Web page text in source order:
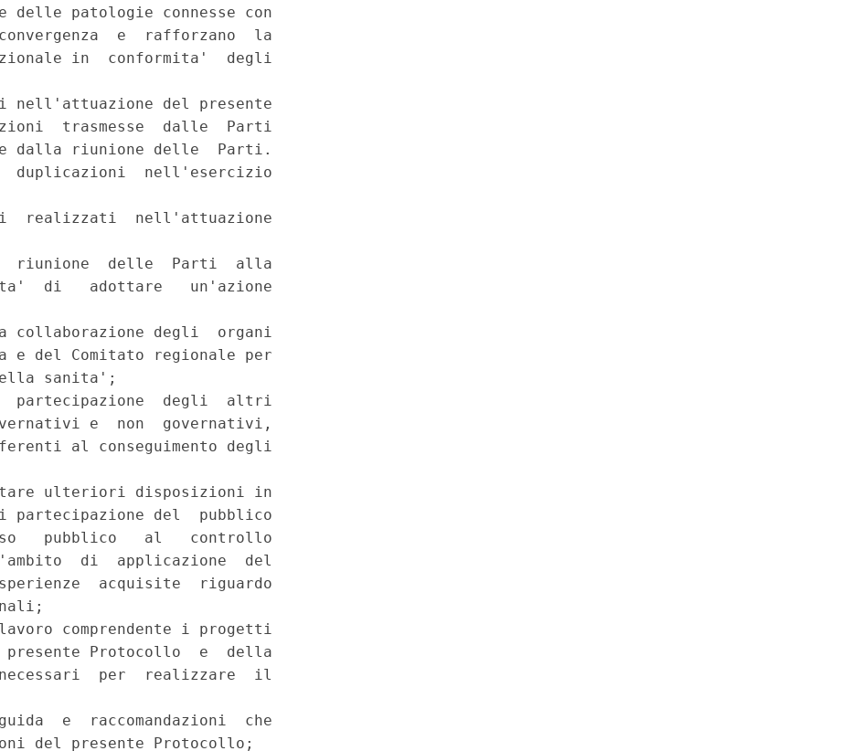
patologie connesse con
e  rafforzano  la
in  conformita'  degli
nell'attuazione del presente
trasmesse  dalle  Parti
dalla riunione delle  Parti.
duplicazioni  nell'esercizio
realizzati  nell'attuazione
riunione  delle  Parti  alla
di   adottare   un'azione
collaborazione degli  organi
e del Comitato regionale per
sanita';
partecipazione  degli  altri
e  non  governativi,
al conseguimento degli
ulteriori disposizioni in
partecipazione del  pubblico
pubblico   al   controllo
di  applicazione  del
acquisite  riguardo
comprendente i progetti
presente Protocollo  e  della
per  realizzare  il
e  raccomandazioni  che
del presente Protocollo;